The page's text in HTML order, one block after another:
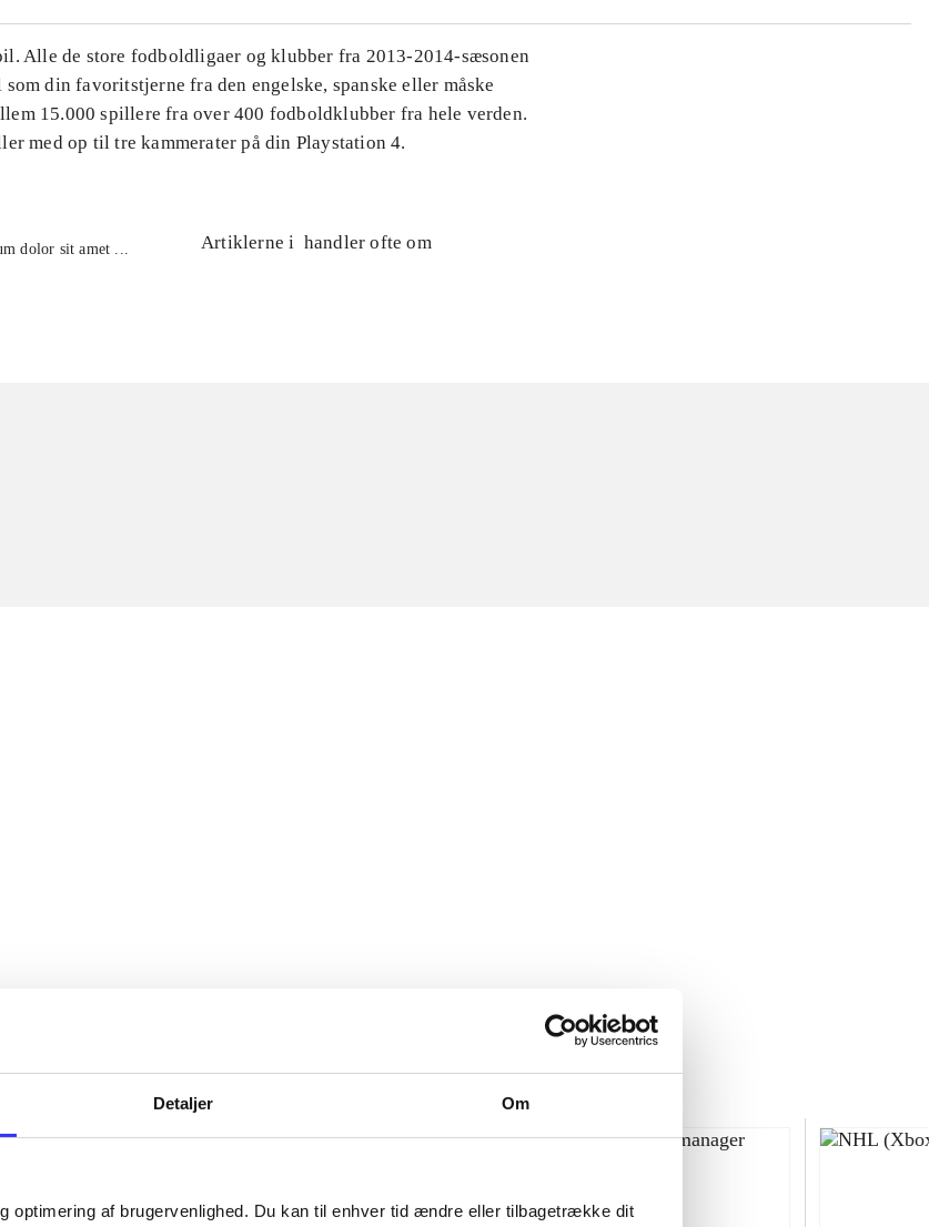
Detaljer Om
optimering af brugervenlighed. Du kan til enhver tid ændre eller tilbagetrække dit
Alle de store fodboldligaer og klubber fra 2013-2014-sæsonen
som din favoritstjerne fra den engelske, spanske eller måske
15.000 spillere fra over 400 fodboldklubber fra hele verden.
med op til tre kammerater på din Playstation 4.
dolor sit amet ...
Artiklerne i handler ofte om